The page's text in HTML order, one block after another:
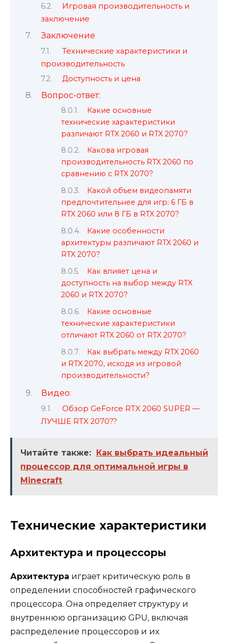
Игровая производительность и
заключение
Заключение
Технические характеристики и
производительность
Доступность и цена
Вопрос-ответ:
Какие основные
технические характеристики
различают RTX 2060 и RTX 2070?
Какова игровая
производительность RTX 2060 по
сравнению с RTX 2070?
Какой объем видеопамяти
предпочтительнее для игр: 6 ГБ в
RTX 2060 или 8 ГБ в RTX 2070?
Какие особенности
архитектуры различают RTX 2060 и
RTX 2070?
Как влияет цена и
доступность на выбор между RTX
2060 и RTX 2070?
Какие основные
технические характеристики
отличают RTX 2060 от RTX 2070?
Как выбрать между RTX 2060
и RTX 2070, исходя из игровой
производительности?
Видео:
Обзор GeForce RTX 2060 SUPER —
ЛУЧШЕ RTX 2070??
Читайте также:
Как выбрать идеальный
процессор для оптимальной игры в
Minecraft
Технические характеристики
Архитектура и процессоры
Архитектура играет критическую роль в
определении способностей графического
процессора. Она определяет структуру и
внутреннюю организацию GPU, включая
распределение процессоров и их